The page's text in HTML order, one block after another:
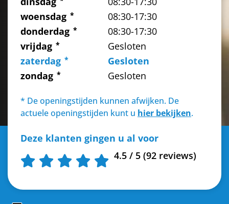
woensdag
08:30-17:30
donderdag
08:30-17:30
vrijdag
Gesloten
zaterdag
Gesloten
zondag
Gesloten
* De openingstijden kunnen afwijken. De
actuele openingstijden kunt u hier bekijken.
Deze klanten gingen u al voor
4.5 / 5 (92 reviews)